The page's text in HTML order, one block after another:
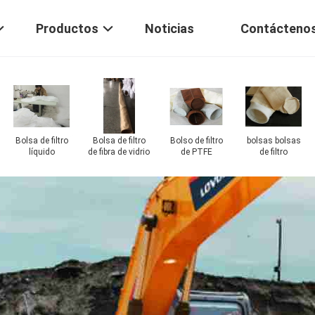
Productos Noticias
Aire retire la tela
bolsas de filtro
P84
bolsos de filtro
del pps